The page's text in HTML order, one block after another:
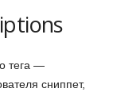
тега —
сниппет,